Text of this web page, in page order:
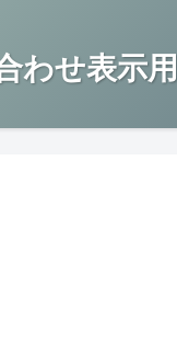
わせ表示